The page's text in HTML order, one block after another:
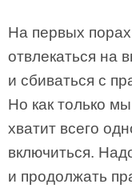
На первых
отвлекаться на
и сбиваться с
Но как только
хватит всего
включиться.
и продолжать